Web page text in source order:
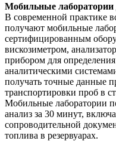
Мобильные лаборатории
В современной практике
получают мобильные
сертифицированным
вискозиметром,
прибором для
аналитическими
получать точные данные
транспортировки проб в
Мобильные лаборатории
анализ за 30 минут,
сопроводительной
топлива в резервуарах.